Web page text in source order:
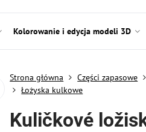
Kolorowanie i edycja modeli 3D
Strona główna Części zapasowe
Łożyska kulkowe
Kuličkové